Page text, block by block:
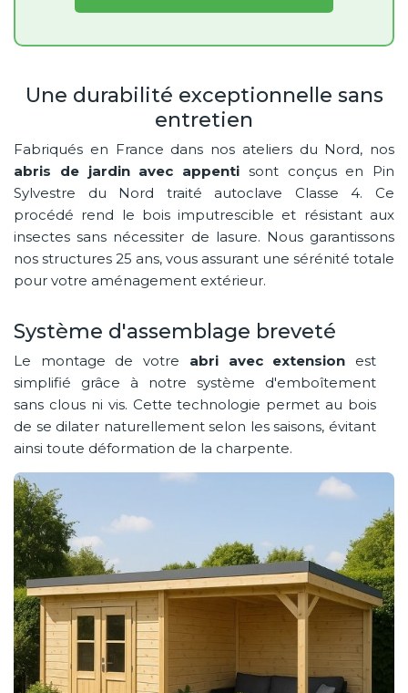
Une durabilité exceptionnelle sans
entretien
Fabriqués en France dans nos ateliers du Nord, nos
abris de jardin avec appenti sont conçus en Pin
Sylvestre du Nord traité autoclave Classe 4. Ce
procédé rend le bois imputrescible et résistant aux
insectes sans nécessiter de lasure. Nous garantissons
nos structures 25 ans, vous assurant une sérénité totale
pour votre aménagement extérieur.
Système d'assemblage breveté
Le montage de votre abri avec extension est
simplifié grâce à notre système d'emboîtement
sans clous ni vis. Cette technologie permet au bois
de se dilater naturellement selon les saisons, évitant
ainsi toute déformation de la charpente.